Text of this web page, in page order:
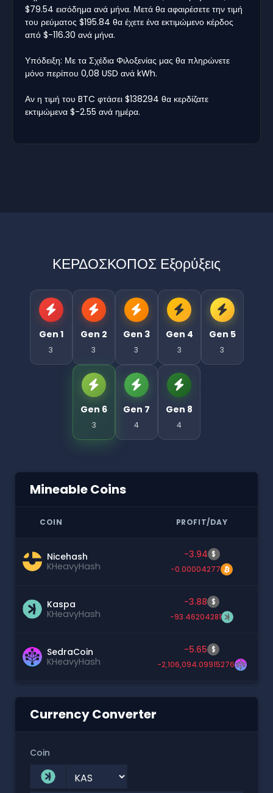
$79.54 εισόδημα ανά μήνα. Μετά θα αφαιρέσετε την τιμή
του ρεύματος $195.84 θα έχετε ένα εκτιμώμενο κέρδος
από $-116.30 ανά μήνα.
Υπόδειξη: Με τα Σχέδια Φιλοξενίας μας θα πληρώνετε
μόνο περίπου 0,08 USD ανά kWh.
Αν η τιμή του BTC φτάσει $138294 θα κερδίζατε
εκτιμώμενα $-2.55 ανά ημέρα.
ΚΕΡΔΟΣΚΟΠΟΣ Εξορύξεις
Gen 1
3
Gen 2
3
Gen 3
3
Gen 4
3
Gen 5
3
Gen 6
3
Gen 7
4
Gen 8
4
Mineable Coins
COIN PROFIT/DAY
Nicehash
KHeavyHash
-3.94 $
-0.00004277
Kaspa
KHeavyHash
-3.88 $
-93.46204281
SedraCoin
KHeavyHash
-5.65 $
-2,106,094.09915276
Currency Converter
Coin